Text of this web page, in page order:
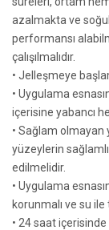
azalmakta ve
performansı
çalışılmalıdır.
• Jelleşmeye
• Uygulama
içerisine yabancı
• Sağlam olmayan
yüzeylerin
edilmelidir.
• Uygulama
korunmalı ve su
• 24 saat